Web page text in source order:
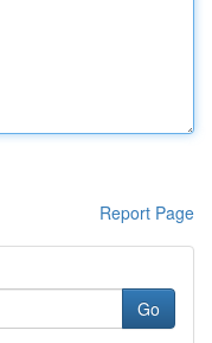
Report Page
Go